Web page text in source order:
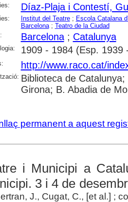
Díaz-Plaja i Contestí,
Institut del Teatre; Escola Catalana
Barcelona; Teatro de la Ciudad
Barcelona; Catalunya
1909 - 1984 (Esp. 1939
http://www.raco.cat/
Biblioteca de
Girona; B. Abadia de
permanent a aquest
i Municipi a
3 i 4 de
J., Cugat, C., [et al.] ;